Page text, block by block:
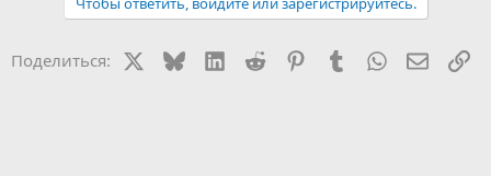
и
Поделиться: BlueskyLinkedIn
Reddit PinterestTumblr WhatsApp